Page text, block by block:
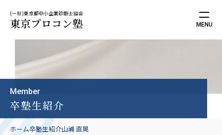
(一社)東京都中小企業診断士協会
東京プロコン塾
Member
卒塾生紹介
ホーム卒塾生紹介山浦 直晃